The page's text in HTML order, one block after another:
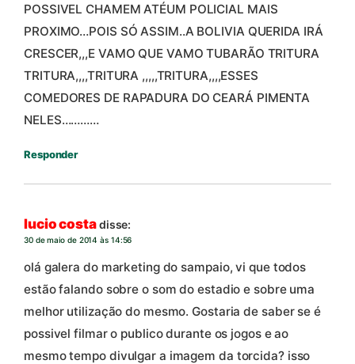
POSSIVEL CHAMEM ATÉUM POLICIAL MAIS
PROXIMO…POIS SÓ ASSIM..A BOLIVIA QUERIDA IRÁ
CRESCER,,,E VAMO QUE VAMO TUBARÃO TRITURA
TRITURA,,,,TRITURA ,,,,,TRITURA,,,,ESSES
COMEDORES DE RAPADURA DO CEARÁ PIMENTA
NELES…………
Responder
lucio costadisse:
30 de maio de 2014 às 14:56
olá galera do marketing do sampaio, vi que todos
estão falando sobre o som do estadio e sobre uma
melhor utilização do mesmo. Gostaria de saber se é
possivel filmar o publico durante os jogos e ao
mesmo tempo divulgar a imagem da torcida? isso